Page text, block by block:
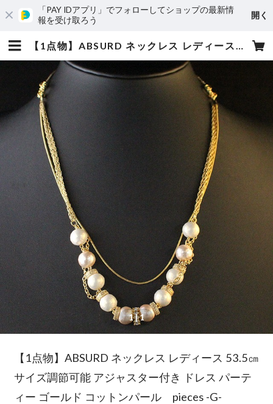
「PAY IDアプリ」でフォローしてショップの最新情
報を受け取ろう
開く
【1点物】ABSURD ネックレス レディース 53.5㎝ サイズ調節可能 アジャスター付き ドレス パーティー ゴールド コットンパール pieces -G- | absurd
1| 1
【1点物】ABSURD ネックレス レディース 53.5㎝
サイズ調節可能 アジャスター付き ドレス パーテ
ィー ゴールド コットンパール pieces -G-